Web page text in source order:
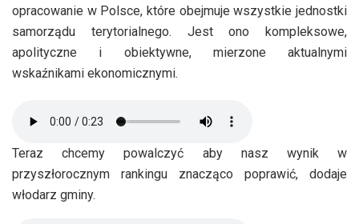
opracowanie w Polsce, które obejmuje wszystkie jednostki
samorządu terytorialnego. Jest ono kompleksowe,
apolityczne i obiektywne, mierzone aktualnymi
wskaźnikami ekonomicznymi.
Teraz chcemy powalczyć aby nasz wynik w
przyszłorocznym rankingu znacząco poprawić, dodaje
włodarz gminy.